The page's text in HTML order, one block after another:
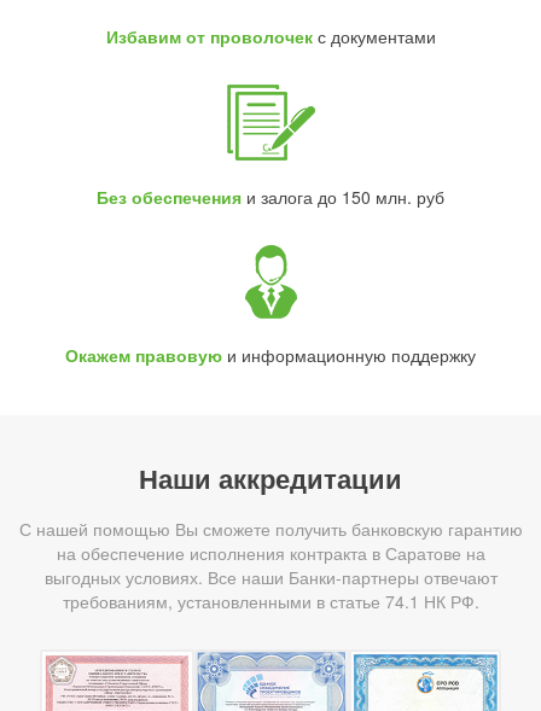
Избавим от проволочекс документами
Без обеспечения и залога до 150 млн. руб
Окажем правовую и информационную поддержку
Наши аккредитации
С нашей помощью Вы сможете получить банковскую гарантию
на обеспечение исполнения контракта в Саратове на
выгодных условиях. Все наши Банки-партнеры отвечают
требованиям, установленными в статье 74.1 НК РФ.